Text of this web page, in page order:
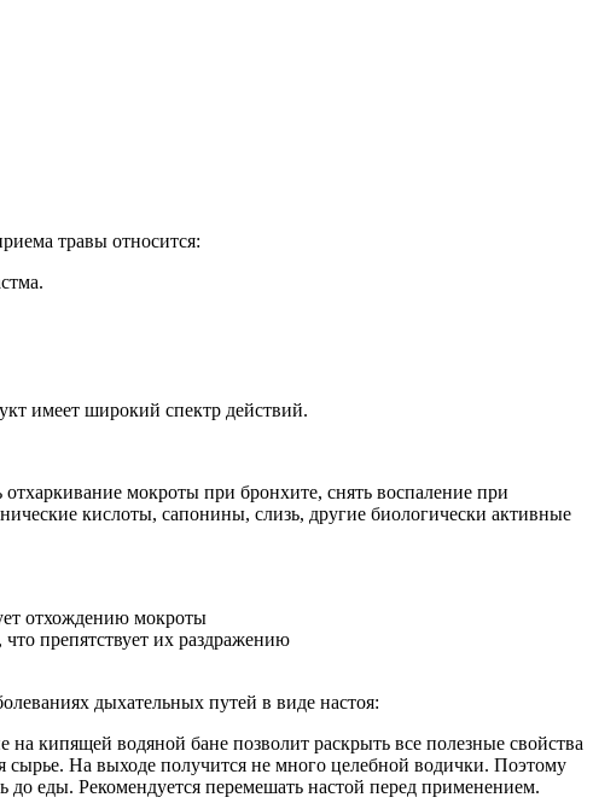
травы относится:
имеет широкий спектр действий.
мокроты при бронхите, снять воспаление при
кислоты, сапонины, слизь, другие биологически активные
отхождению мокроты
препятствует их раздражению
дыхательных путей в виде настоя:
кипящей водяной бане позволит раскрыть все полезные свойства
сырье. На выходе получится не много целебной водички. Поэтому
еды. Рекомендуется перемешать настой перед применением.